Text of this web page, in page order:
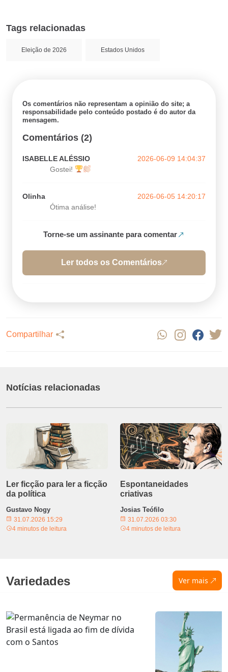
Tags relacionadas
Eleição de 2026 Estados Unidos
Os comentários não representam a opinião do site; a
responsabilidade pelo conteúdo postado é do autor da
mensagem.
Comentários (2)
ISABELLE ALÉSSIO
2026-06-09 14:04:37
Gostei!
Olinha
2026-06-05 14:20:17
Ótima análise!
Torne-se um assinante para comentar
Ler todos os Comentários
Compartilhar
Notícias relacionadas
Ler ficção para ler a ficção
da política
Gustavo Nogy
31.07.2026 15:29
4 minutos de leitura
Espontaneidades
criativas
Josias Teófilo
31.07.2026 03:30
4 minutos de leitura
Variedades Ver mais